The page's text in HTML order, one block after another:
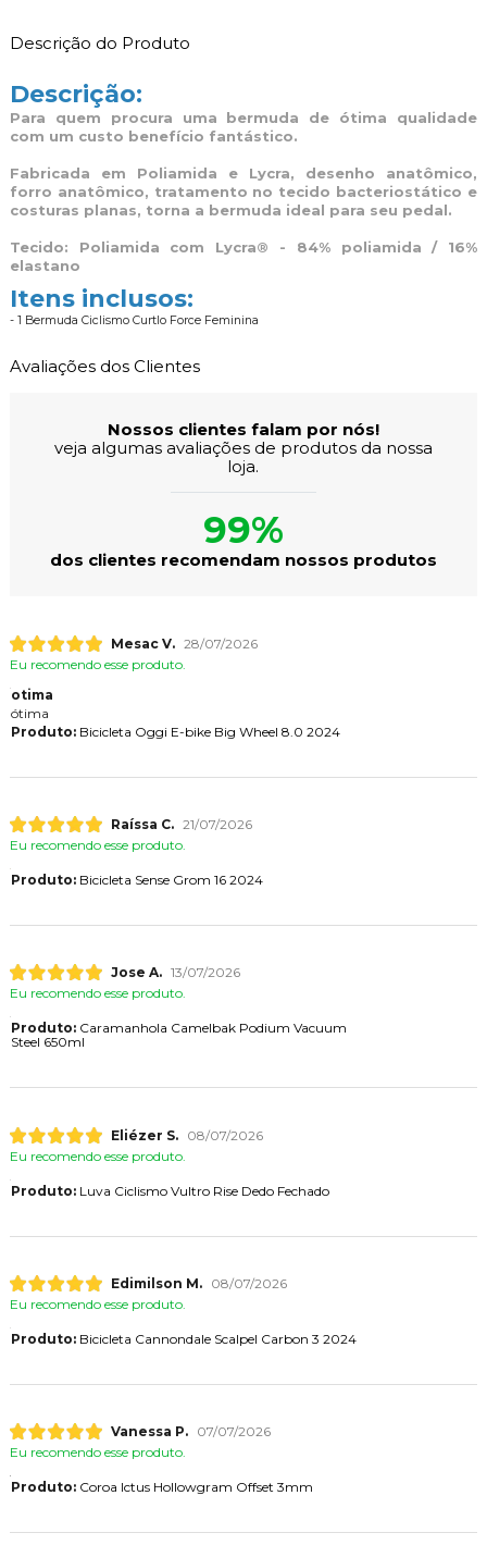
Descrição do Produto
Descrição:
Para quem procura uma bermuda de ótima qualidade
com um custo benefício fantástico.
Fabricada em Poliamida e Lycra, desenho anatômico,
forro anatômico, tratamento no tecido bacteriostático e
costuras planas, torna a bermuda ideal para seu pedal.
Tecido: Poliamida com Lycra® - 84% poliamida / 16%
elastano
Itens inclusos:
- 1 Bermuda Ciclismo Curtlo Force Feminina
Avaliações dos Clientes
Nossos clientes falam por nós!
veja algumas avaliações de produtos da nossa
loja.
99%
dos clientes recomendam nossos produtos
Mesac V. 28/07/2026
Eu recomendo esse produto.
otima
ótima
Produto:Bicicleta Oggi E-bike Big Wheel 8.0 2024
Raíssa C. 21/07/2026
Eu recomendo esse produto.
Produto:Bicicleta Sense Grom 16 2024
Jose A. 13/07/2026
Eu recomendo esse produto.
Produto:Caramanhola Camelbak Podium Vacuum
Steel 650ml
Eliézer S.
08/07/2026
Eu recomendo esse produto.
Produto:Luva Ciclismo Vultro Rise Dedo Fechado
Edimilson M.
08/07/2026
Eu recomendo esse produto.
Produto:Bicicleta Cannondale Scalpel Carbon 3 2024
Vanessa P.
07/07/2026
Eu recomendo esse produto.
Produto:Coroa Ictus Hollowgram Offset 3mm